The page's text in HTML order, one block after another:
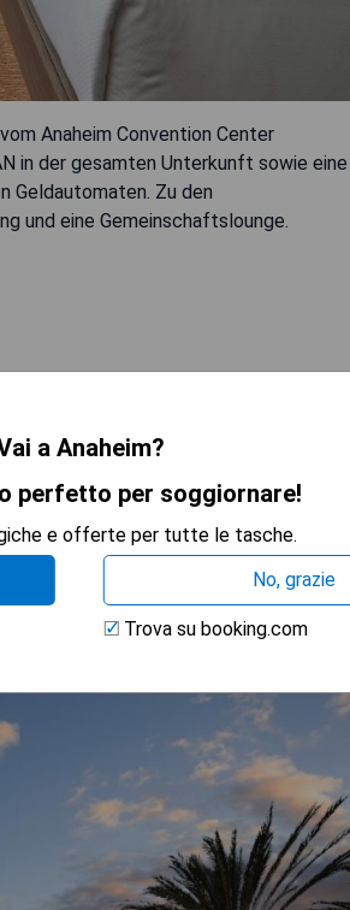
Anaheim Convention Center
in der gesamten Unterkunft sowie eine
Geldautomaten. Zu den
und eine Gemeinschaftslounge.
a Anaheim?
perfetto per soggiornare!
e offerte per tutte le tasche.
No, grazie
Trova su booking.com